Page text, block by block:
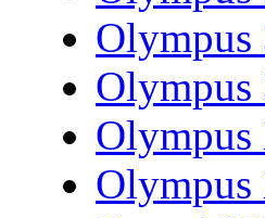
Olympus
Olympus